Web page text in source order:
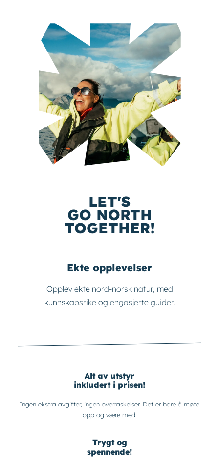
LET'S
GO NORTH
TOGETHER!
Ekte opplevelser
Opplev ekte nord-norsk natur, med
kunnskapsrike og engasjerte guider.
Alt av utstyr
inkludert i prisen!
Ingen ekstra avgifter, ingen overraskelser. Det er bare å møte
opp og være med.
Trygt og
spennende!